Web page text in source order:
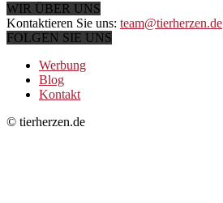
WIR ÜBER UNS
Kontaktieren Sie uns: team@tierherzen.de
FOLGEN SIE UNS
Werbung
Blog
Kontakt
© tierherzen.de